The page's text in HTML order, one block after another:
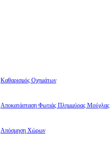
Καθαρισμός Οχημάτων
Αποκατάσταση Φωτιάς Πλημμύρας Μούχλας
Απόσμηση Χώρων